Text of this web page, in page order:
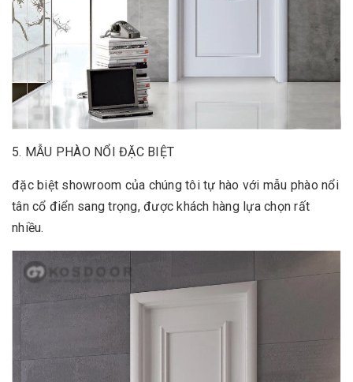
5. MẪU PHÀO NỔI ĐẶC BIỆT
đặc biệt showroom của chúng tôi tự hào với mẫu phào nổi
tân cổ điển sang trọng, được khách hàng lựa chọn rất
nhiều.